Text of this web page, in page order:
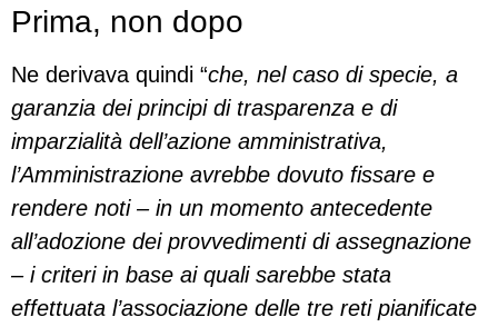
Prima, non dopo
Ne derivava quindi “che, nel caso di specie, a
garanzia dei principi di trasparenza e di
imparzialità dell’azione amministrativa,
l’Amministrazione avrebbe dovuto fissare e
rendere noti – in un momento antecedente
all’adozione dei provvedimenti di assegnazione
– i criteri in base ai quali sarebbe stata
effettuata l’associazione delle tre reti pianificate